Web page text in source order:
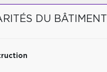
DU BÂTIMENT